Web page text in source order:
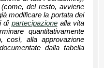
del resto, avviene
modificare la portata dei
di partecipazionealla vita
quantitativamente
così, alla approvazione
dalla tabella